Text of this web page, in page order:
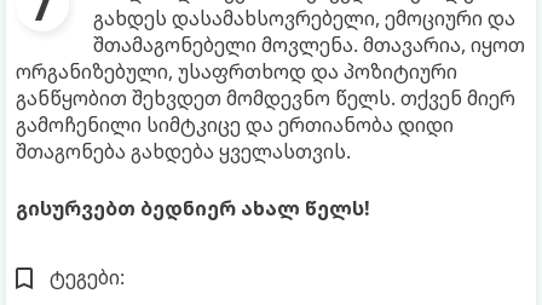
გახდეს დასამახსოვრებელი, ემოციური და
შთამაგონებელი მოვლენა. მთავარია, იყოთ
ორგანიზებული, უსაფრთხოდ და პოზიტიური
განწყობით შეხვდეთ მომდევნო წელს. თქვენ მიერ
გამოჩენილი სიმტკიცე და ერთიანობა დიდი
შთაგონება გახდება ყველასთვის.
გისურვებთ ბედნიერ ახალ წელს!
ტეგები: